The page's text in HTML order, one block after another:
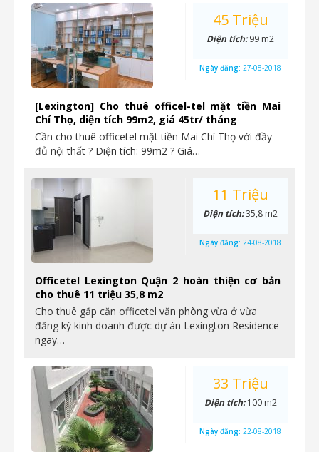
[Lexington] Cho thuê officel-tel mặt tiền Mai
Chí Thọ, diện tích 99m2, giá 45tr/ tháng
Cần cho thuê officetel mặt tiền Mai Chí Thọ với đầy
đủ nội thất ? Diện tích: 99m2 ? Giá…
45 Triệu
Diện tích:99 m2
Ngày đăng: 27-08-2018
Officetel Lexington Quận 2 hoàn thiện cơ bản
cho thuê 11 triệu 35,8 m2
Cho thuê gấp căn officetel văn phòng vừa ở vừa
đăng ký kinh doanh được dự án Lexington Residence
ngay…
11 Triệu
Diện tích:35,8 m2
Ngày đăng: 24-08-2018
33 Triệu
Diện tích:100 m2
Ngày đăng: 22-08-2018